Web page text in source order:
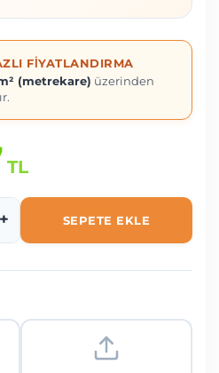
FIYATLANDIRMA
(metrekare) üzerinden
TL
+ SEPETE EKLE